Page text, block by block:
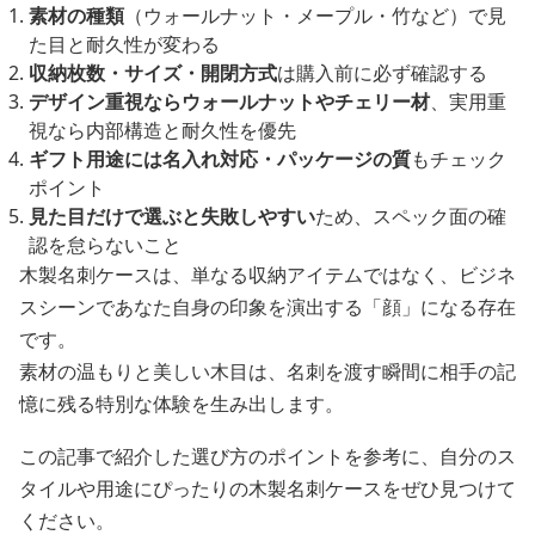
素材の種類（ウォールナット・メープル・竹など）で見
た目と耐久性が変わる
収納枚数・サイズ・開閉方式は購入前に必ず確認する
デザイン重視ならウォールナットやチェリー材、実用重
視なら内部構造と耐久性を優先
ギフト用途には名入れ対応・パッケージの質もチェック
ポイント
見た目だけで選ぶと失敗しやすいため、スペック面の確
認を怠らないこと
木製名刺ケースは、単なる収納アイテムではなく、ビジネ
スシーンであなた自身の印象を演出する「顔」になる存在
です。
素材の温もりと美しい木目は、名刺を渡す瞬間に相手の記
憶に残る特別な体験を生み出します。
この記事で紹介した選び方のポイントを参考に、自分のス
タイルや用途にぴったりの木製名刺ケースをぜひ見つけて
ください。